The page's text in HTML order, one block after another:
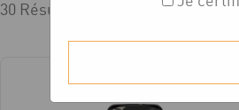
30 Résultats affichés